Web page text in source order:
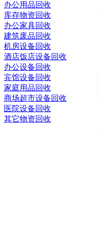
办公用品回收
库存物资回收
办公家具回收
建筑废品回收
机房设备回收
酒店饭店设备回收
办公设备回收
宾馆设备回收
家庭用品回收
商场超市设备回收
医院设备回收
其它物资回收